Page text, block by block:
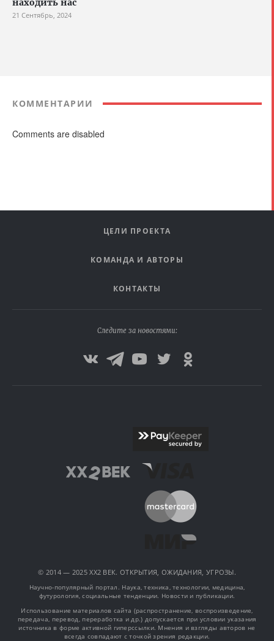
находить нас
21 Сентябрь, 2024
КОММЕНТАРИИ
Comments are disabled
ЦЕЛИ ПРОЕКТА
КОМАНДА И АВТОРЫ
КОНТАКТЫ
Следите за новостями:
© 2014 — 2025 XX2 ВЕК. ОТКРЫТИЯ, ОЖИДАНИЯ, УГРОЗЫ.
Научно-популярный портал. Наука, техника, технологии, медицина,
футурология, социальные тенденции. Новости и публикации.
Использование материалов сайта (распространение, воспроизведение,
передача, перевод, переработка и др.) допускается при условии указания
источника в форме активной гиперссылки. Мнения и взгляды авторов не
всегда совпадают с точкой зрения редакции.